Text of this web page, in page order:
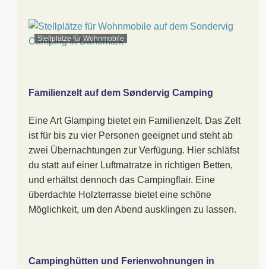
Stellplätze für Wohnmobile
Familienzelt auf dem Søndervig Camping
Eine Art Glamping bietet ein Familienzelt. Das Zelt
ist für bis zu vier Personen geeignet und steht ab
zwei Übernachtungen zur Verfügung. Hier schläfst
du statt auf einer Luftmatratze in richtigen Betten,
und erhältst dennoch das Campingflair. Eine
überdachte Holzterrasse bietet eine schöne
Möglichkeit, um den Abend ausklingen zu lassen.
Campinghütten und Ferienwohnungen in